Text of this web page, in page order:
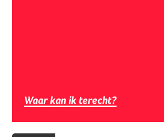
Waar kan ik terecht?